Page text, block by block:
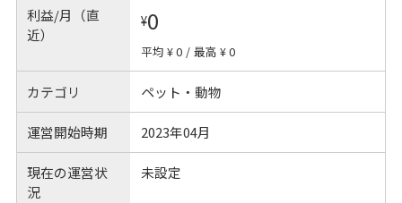
利益/月（直
近）
¥0
平均 ¥ 0 / 最高 ¥ 0
カテゴリ ペット・動物
運営開始時期 2023年04月
現在の運営状
況
未設定